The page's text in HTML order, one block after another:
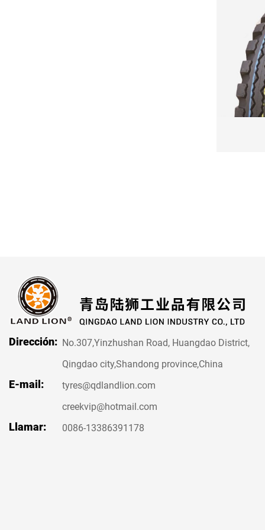
Dirección: No.307,Yinzhushan Road, Huangdao District,
Qingdao city,Shandong province,China
E-mail:
tyres@qdlandlion.com
creekvip@hotmail.com
Llamar: 0086-13386391178